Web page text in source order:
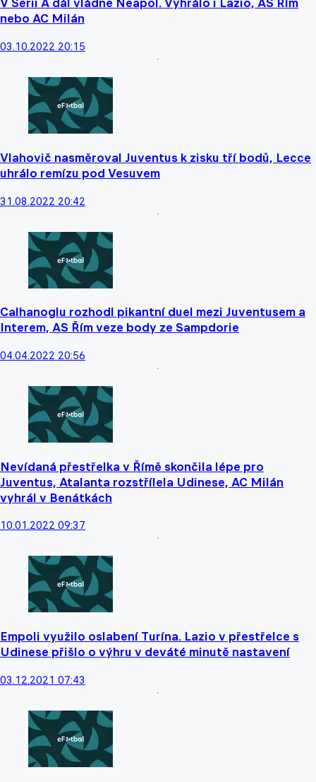
V Serii A dál vládne Neapol. Vyhrálo i Lazio, AS Řím
nebo AC Milán
03.10.2022 20:15
Vlahovič nasměroval Juventus k zisku tří bodů, Lecce
uhrálo remízu pod Vesuvem
31.08.2022 20:42
Calhanoglu rozhodl pikantní duel mezi Juventusem a
Interem, AS Řím veze body ze Sampdorie
04.04.2022 20:56
Nevídaná přestřelka v Římě skončila lépe pro
Juventus, Atalanta rozstřílela Udinese, AC Milán
vyhrál v Benátkách
10.01.2022 09:37
Empoli využilo oslabení Turína. Lazio v přestřelce s
Udinese přišlo o výhru v deváté minutě nastavení
03.12.2021 07:43